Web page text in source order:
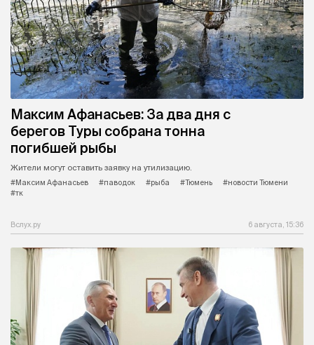
Максим Афанасьев: За два дня с
берегов Туры собрана тонна
погибшей рыбы
Жители могут оставить заявку на утилизацию.
#Максим Афанасьев
#паводок #рыба #Тюмень
#новости Тюмени
#тк
Вслух.ру 6 августа, 15:36